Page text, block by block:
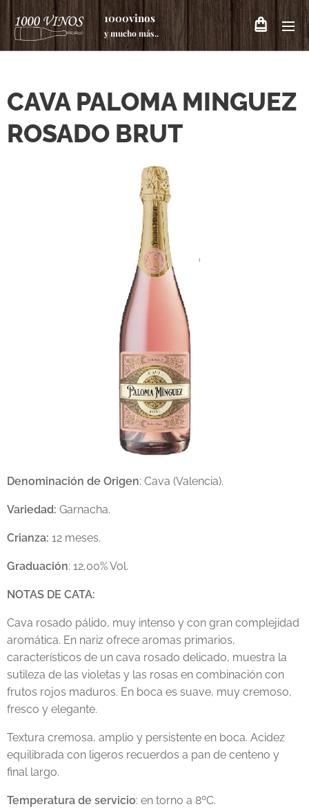
1000vinos
y mucho más..
CAVA PALOMA MINGUEZ
ROSADO BRUT
Denominación de Origen: Cava (Valencia).
Variedad: Garnacha.
Crianza: 12 meses.
Graduación: 12,00% Vol.
NOTAS DE CATA:
Cava rosado pálido, muy intenso y con gran complejidad
aromática. En nariz ofrece aromas primarios,
característicos de un cava rosado delicado, muestra la
sutileza de las violetas y las rosas en combinación con
frutos rojos maduros. En boca es suave, muy cremoso,
fresco y elegante.
Textura cremosa, amplio y persistente en boca. Acidez
equilibrada con ligeros recuerdos a pan de centeno y
final largo.
Temperatura de servicio: en torno a 8ºC.